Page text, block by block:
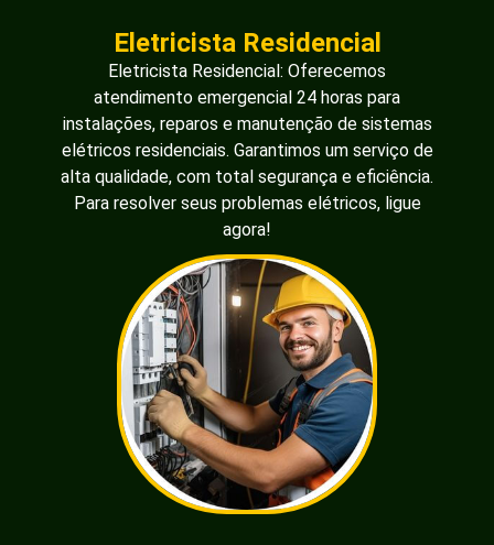
Eletricista Residencial
Eletricista Residencial: Oferecemos
atendimento emergencial 24 horas para
instalações, reparos e manutenção de sistemas
elétricos residenciais. Garantimos um serviço de
alta qualidade, com total segurança e eficiência.
Para resolver seus problemas elétricos, ligue
agora!